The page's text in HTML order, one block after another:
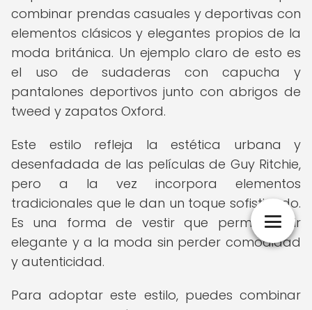
combinar prendas casuales y deportivas con
elementos clásicos y elegantes propios de la
moda británica. Un ejemplo claro de esto es
el uso de sudaderas con capucha y
pantalones deportivos junto con abrigos de
tweed y zapatos Oxford.
Este estilo refleja la estética urbana y
desenfadada de las películas de Guy Ritchie,
pero a la vez incorpora elementos
tradicionales que le dan un toque sofisticado.
Es una forma de vestir que permite lucir
elegante y a la moda sin perder comodidad
y autenticidad.
Para adoptar este estilo, puedes combinar